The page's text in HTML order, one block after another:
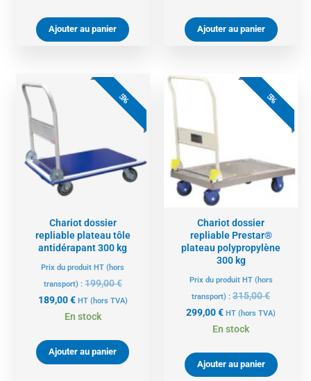
Ajouter au panier Ajouter au panier
5%
Chariot dossier
repliable plateau tôle
antidérapant 300 kg
Prix du produit HT (hors
transport) : 199,00€
prix
initial
était :
189,00€ HT (hors TVA)
En stock
Ajouter au panier
5%
Chariot dossier
repliable Prestar®
plateau polypropylène
300 kg
Prix du produit HT (hors
transport) :315,00€
prix
initial
était :
299,00€ HT (hors TVA)
En stock
Ajouter au panier